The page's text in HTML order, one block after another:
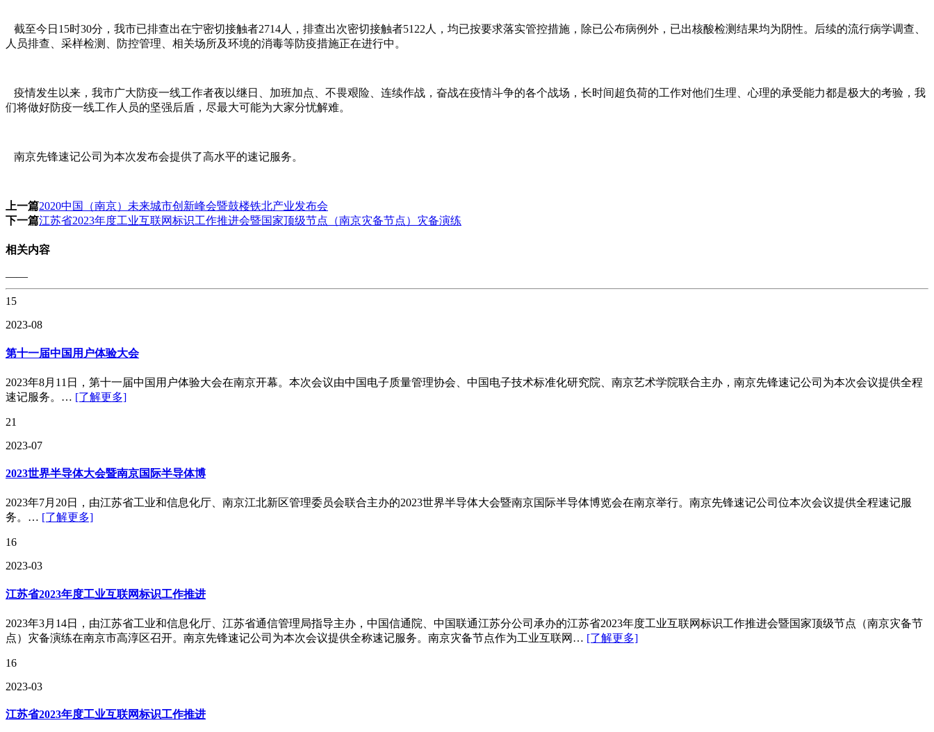
截至今日15时30分，我市已排查出在宁密切接触者2714人，排查出次密切接触者5122人，均已按要求落实管控措施，除已公布病例外，已出核酸检测结果均为阴性。后续的流行病学调查、
人员排查、采样检测、防控管理、相关场所及环境的消毒等防疫措施正在进行中。
疫情发生以来，我市广大防疫一线工作者夜以继日、加班加点、不畏艰险、连续作战，奋战在疫情斗争的各个战场，长时间超负荷的工作对他们生理、心理的承受能力都是极大的考验，我
们将做好防疫一线工作人员的坚强后盾，尽最大可能为大家分忧解难。
南京先锋速记公司为本次发布会提供了高水平的速记服务。
上一篇2020中国（南京）未来城市创新峰会暨鼓楼铁北产业发布会
下一篇江苏省2023年度工业互联网标识工作推进会暨国家顶级节点（南京灾备节点）灾备演练
相关内容
——
15
2023-08
第十一届中国用户体验大会
2023年8月11日，第十一届中国用户体验大会在南京开幕。本次会议由中国电子质量管理协会、中国电子技术标准化研究院、南京艺术学院联合主办，南京先锋速记公司为本次会议提供全程
速记服务。… [了解更多]
21
2023-07
2023世界半导体大会暨南京国际半导体博
2023年7月20日，由江苏省工业和信息化厅、南京江北新区管理委员会联合主办的2023世界半导体大会暨南京国际半导体博览会在南京举行。南京先锋速记公司位本次会议提供全程速记服
务。… [了解更多]
16
2023-03
江苏省2023年度工业互联网标识工作推进
2023年3月14日，由江苏省工业和信息化厅、江苏省通信管理局指导主办，中国信通院、中国联通江苏分公司承办的江苏省2023年度工业互联网标识工作推进会暨国家顶级节点（南京灾备节
点）灾备演练在南京市高淳区召开。南京先锋速记公司为本次会议提供全称速记服务。南京灾备节点作为工业互联网… [了解更多]
16
2023-03
江苏省2023年度工业互联网标识工作推进